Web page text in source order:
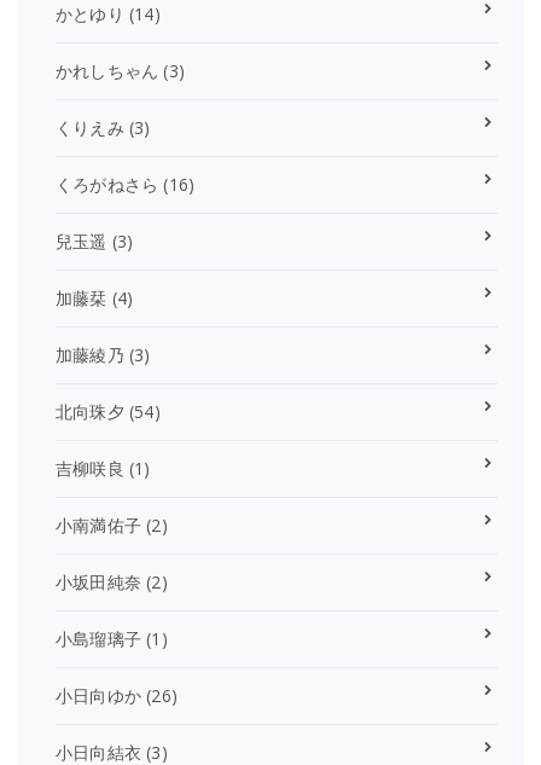
かとゆり (14)
かれしちゃん (3)
くりえみ (3)
くろがねさら (16)
兒玉遥 (3)
加藤栞 (4)
加藤綾乃 (3)
北向珠夕 (54)
吉柳咲良 (1)
小南満佑子 (2)
小坂田純奈 (2)
小島瑠璃子 (1)
小日向ゆか (26)
小日向結衣 (3)